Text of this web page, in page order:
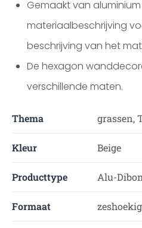
Gemaakt van
materiaalbeschrijving
beschrijving van het
De hexagon
verschillende maten.
Thema grassen,
Kleur Beige
Producttype Alu-
Formaat zeshoekig